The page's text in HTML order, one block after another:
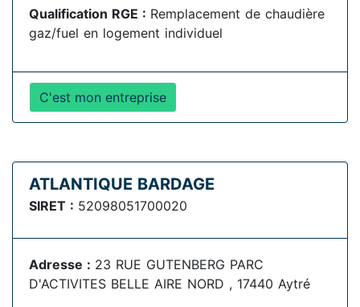
Qualification RGE : Remplacement de chaudière
gaz/fuel en logement individuel
C'est mon entreprise
ATLANTIQUE BARDAGE
SIRET : 52098051700020
Adresse : 23 RUE GUTENBERG PARC
D'ACTIVITES BELLE AIRE NORD , 17440 Aytré